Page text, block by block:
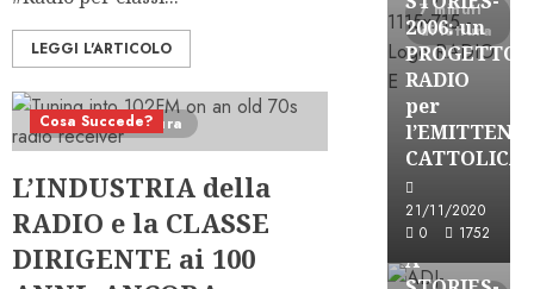
LEGGI L'ARTICOLO
3 minuti di lettura
Cosa Succede?
L’INDUSTRIA della
RADIO e la CLASSE
DIRIGENTE ai 100
7 minuti
di lettura
2006: un
PROGETTO
RADIO
per
CATTOLICA
21/11/2020
0
1752
A-Stories
Formazione
FREE
A-